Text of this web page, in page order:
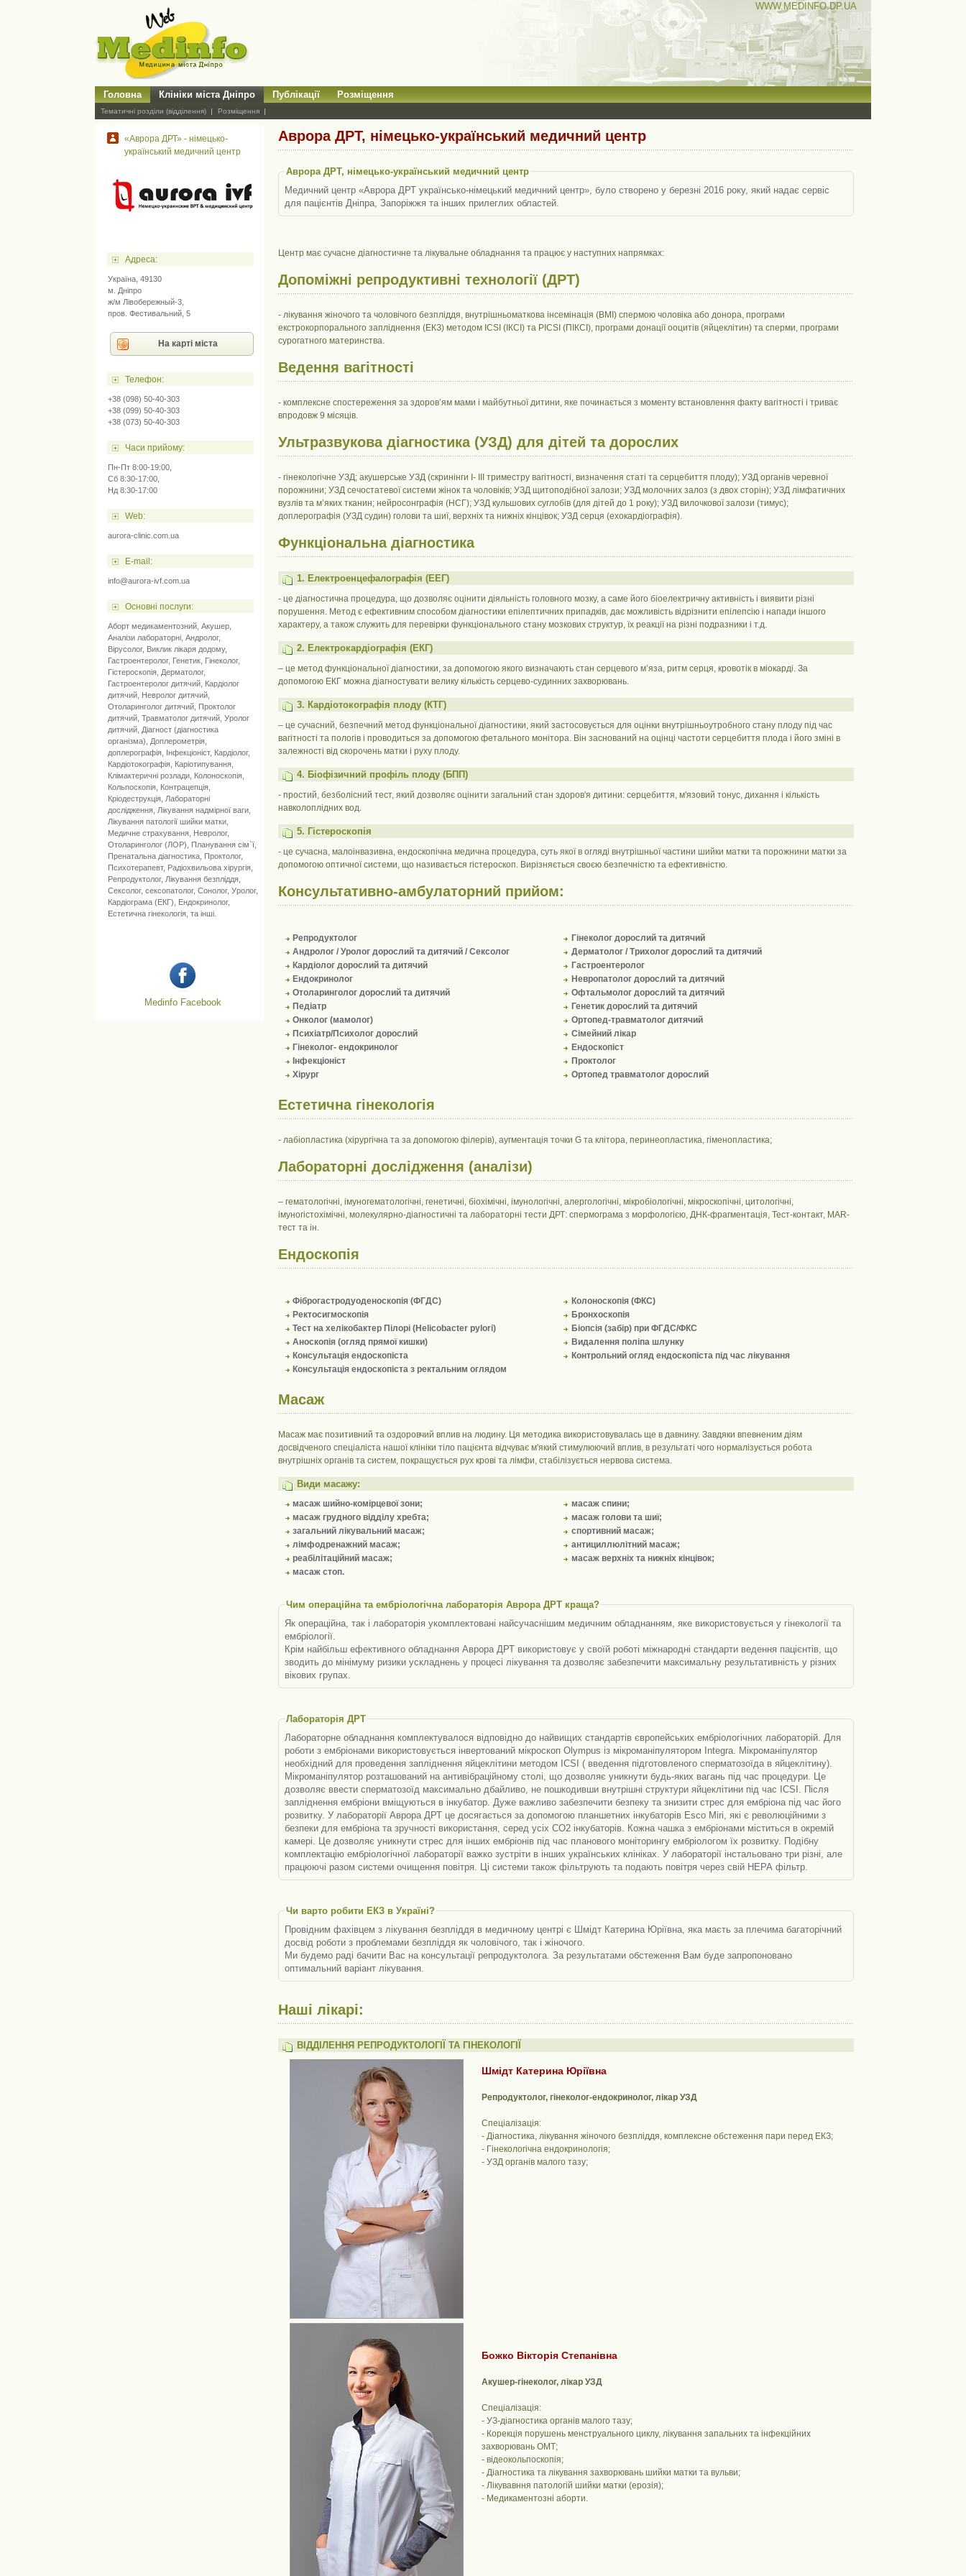
WWW.MEDINFO.DP.UA
Головна Клініки міста Дніпро Публікації Розміщення
Тематичні розділи (відділення) Розміщення
«Аврора ДРТ» - німецько-
український медичний центр
Адресa:
Україна, 49130
м. Дніпро
ж/м Лівобережный-3,
пров. Фестивальний, 5
На карті міста
Телефон:
+38 (098) 50-40-303
+38 (099) 50-40-303
+38 (073) 50-40-303
Часи прийому:
Пн-Пт 8:00-19:00,
Сб 8:30-17:00,
Нд 8:30-17:00
Web:
aurora-clinic.com.ua
E-mail:
info@aurora-ivf.com.ua
Основні послуги:
Аборт медикаментозний Акушер
Аналізи лабораторні Андролог,
Вірусолог, Виклик лікаря додому,
Гастроентеролог, Генетик Гінеколог,
Гістероскопія Дерматолог,
Гастроентеролог дитячий Кардіолог
дитячий Невролог дитячий
Отоларинголог дитячий Проктолог
дитячий Травматолог дитячий Уролог
дитячий Діагност (діагностика
організма)
Доплерометрія,
доплерографія Інфекціоніст, Кардіолог,
Кардіотокографія Каріотипування
Клімактеричні розлади Колоноскопія
Кольпоскопія Контрацепція
Кріодеструкція Лабораторні
дослідження Лікування надмірної ваги
Лікування патології шийки матки
Медичне страхування Невролог,
Отоларинголог (ЛОР)
Планування сім`ї
Пренатальна діагностика Проктолог,
Психотерапевт, Радіохвильова хірургія
Репродуктолог, Лікування безпліддя
Сексолог, сексопатолог, Сонолог, Уролог,
Кардіограма (ЕКГ)
Ендокринолог,
Естетична гінекологія , та інші.
Medinfo Facebook
Аврора ДРТ, німецько-український медичний центр
Аврора ДРТ, німецько-український медичний центр
Медичний центр «Аврора ДРТ українсько-німецький медичний центр», було створено у березні 2016 року, який надає сервіс
для пацієнтів Дніпра, Запоріжжя та інших прилеглих областей.
Центр має сучасне діагностичне та лікувальне обладнання та працює у наступних напрямках:
Допоміжні репродуктивні технології (ДРТ)
- лікування жіночого та чоловічого безпліддя, внутрішньоматкова інсемінація (ВМІ) спермою чоловіка або донора, програми
екстрокорпорального запліднення (ЕКЗ) методом ICSI (ІКСІ) та PICSI (ПІКСІ), програми донації ооцитів (яйцеклітин) та сперми, програми
сурогатного материнства.
Ведення вагітності
- комплексне спостереження за здоров’ям мами і майбутньої дитини, яке починається з моменту встановлення факту вагітності і триває
впродовж 9 місяців.
Ультразвукова діагностика (УЗД) для дітей та дорослих
- гінекологічне УЗД; акушерське УЗД (скринінги І- ІІІ триместру вагітності, визначення статі та серцебиття плоду); УЗД органів черевної
порожнини; УЗД сечостатевої системи жінок та чоловіків; УЗД щитоподібної залози; УЗД молочних залоз (з двох сторін); УЗД лімфатичних
вузлів та м’яких тканин; нейросонграфія (НСГ); УЗД кульшових суглобів (для дітей до 1 року); УЗД вилочкової залози (тимус);
доплерографія (УЗД судин) голови та шиї, верхніх та нижніх кінцівок; УЗД серця (ехокардіографія).
Функціональна діагностика
1. Електроенцефалографія (ЕЕГ)
- це діагностична процедура, що дозволяє оцінити діяльність головного мозку, а саме його біоелектричну активність і виявити різні
порушення. Метод є ефективним способом діагностики епілептичних припадків, дає можливість відрізнити епілепсію і напади іншого
характеру, а також служить для перевірки функціонального стану мозкових структур, їх реакції на різні подразники і т.д.
2. Електрокардіографія (ЕКГ)
– це метод функціональної діагностики, за допомогою якого визначають стан серцевого м’яза, ритм серця, кровотік в міокарді. За
допомогою ЕКГ можна діагностувати велику кількість серцево-судинних захворювань.
3. Кардіотокографія плоду (КТГ)
– це сучасний, безпечний метод функціональної діагностики, який застосовується для оцінки внутрішньоутробного стану плоду під час
вагітності та пологів і проводиться за допомогою фетального монітора. Він заснований на оцінці частоти серцебиття плода і його зміні в
залежності від скорочень матки і руху плоду.
4. Біофізичний профіль плоду (БПП)
- простий, безболісний тест, який дозволяє оцінити загальний стан здоров'я дитини: серцебиття, м'язовий тонус, дихання і кількість
навколоплідних вод.
5. Гістероскопія
- це сучасна, малоінвазивна, ендоскопічна медична процедура, суть якої в огляді внутрішньої частини шийки матки та порожнини матки за
допомогою оптичної системи, що називається гістероскоп. Вирізняється своєю безпечністю та ефективністю.
Консультативно-амбулаторний прийом:
Репродуктолог
Гінеколог дорослий та дитячий
Андролог / Уролог дорослий та дитячий / Сексолог
Дерматолог / Трихолог дорослий та дитячий
Кардіолог дорослий та дитячий
Гастроентеролог
Ендокринолог
Невропатолог дорослий та дитячий
Отоларинголог дорослий та дитячий
Офтальмолог дорослий та дитячий
Педіатр
Генетик дорослий та дитячий
Онколог (мамолог)
Ортопед-травматолог дитячий
Психіатр/Психолог дорослий
Сімейний лікар
Гінеколог- ендокринолог
Ендоскопіст
Інфекціоніст
Проктолог
Хірург
Ортопед травматолог дорослий
Естетична гінекологія
- лабіопластика (хірургічна та за допомогою філерів), аугментація точки G та клітора, перинеопластика, гіменопластика;
Лабораторні дослідження (аналізи)
– гематологічні, імуногематологічні, генетичні, біохімічні, імунологічні, алергологічні, мікробіологічні, мікроскопічні, цитологічні,
імуногістохімічні, молекулярно-діагностичні та лабораторні тести ДРТ: спермограма з морфологією, ДНК-фрагментація, Тест-контакт, MAR-
тест та ін.
Ендоскопія
Фіброгастродуоденоскопія (ФГДС)
Колоноскопія (ФКС)
Ректосигмоскопія
Бронхоскопія
Тест на хелікобактер Пілорі (Helicobacter pylori)
Біопсія (забір) при ФГДС/ФКС
Аноскопія (огляд прямої кишки)
Видалення поліпа шлунку
Консультація ендоскопіста
Контрольний огляд ендоскопіста під час лікування
Консультація ендоскопіста з ректальним оглядом
Масаж
Масаж має позитивний та оздоровчий вплив на людину. Ця методика використовувалась ще в давнину. Завдяки впевненим діям
досвідченого спеціаліста нашої клініки тіло пацієнта відчуває м'який стимулюючий вплив, в результаті чого нормалізується робота
внутрішніх органів та систем, покращується рух крові та лімфи, стабілізується нервова система.
Види масажу:
масаж шийно-комірцевої зони;
масаж спини;
масаж грудного відділу хребта;
масаж голови та шиї;
загальний лікувальний масаж;
спортивний масаж;
лімфодренажний масаж;
антициллюлітний масаж;
реабілітаційний масаж;
масаж верхніх та нижніх кінцівок;
масаж стоп.
Чим операційна та ембріологічна лабораторія Аврора ДРТ краща?
Як операційна, так і лабораторія укомплектовані найсучаснішим медичним обладнанням, яке використовується у гінекології та
ембріології.
Крім найбільш ефективного обладнання Аврора ДРТ використовує у своїй роботі міжнародні стандарти ведення пацієнтів, що
зводить до мінімуму ризики ускладнень у процесі лікування та дозволяє забезпечити максимальну результативність у різних
вікових групах.
Лабораторія ДРТ
Лабораторне обладнання комплектувалося відповідно до найвищих стандартів європейських ембріологічних лабораторій. Для
роботи з ембріонами використовується інвертований мікроскоп Olympus із мікроманіпулятором Integra. Мікроманіпулятор
необхідний для проведення запліднення яйцеклітини методом ICSI ( введення підготовленого сперматозоїда в яйцеклітину).
Мікроманіпулятор розташований на антивібраційному столі, що дозволяє уникнути будь-яких вагань під час процедури. Це
дозволяє ввести сперматозоїд максимально дбайливо, не пошкодивши внутрішні структури яйцеклітини під час ICSI. Після
запліднення ембріони вміщуються в інкубатор. Дуже важливо забезпечити безпеку та знизити стрес для ембріона під час його
розвитку. У лабораторії Аврора ДРТ це досягається за допомогою планшетних інкубаторів Esco Mirі, які є революційними з
безпеки для ембріона та зручності використання, серед усіх СО2 інкубаторів. Кожна чашка з ембріонами міститься в окремій
камері. Це дозволяє уникнути стрес для інших ембріонів під час планового моніторингу ембріологом їх розвитку. Подібну
комплектацію ембріологічної лабораторії важко зустріти в інших українських клініках. У лабораторії інстальовано три різні, але
працюючі разом системи очищення повітря. Ці системи також фільтрують та подають повітря через свій НЕРА фільтр.
Чи варто робити ЕКЗ в Україні?
Провідним фахівцем з лікування безпліддя в медичному центрі є Шмідт Катерина Юріївна, яка маєть за плечима багаторічний
досвід роботи з проблемами безпліддя як чоловічого, так і жіночого.
Ми будемо раді бачити Вас на консультації репродуктолога. За результатами обстеження Вам буде запропоновано
оптимальний варіант лікування.
Наші лікарі:
ВІДДІЛЕННЯ РЕПРОДУКТОЛОГІЇ ТА ГІНЕКОЛОГІЇ
Шмідт Катерина Юріївна
Репродуктолог, гінеколог-ендокринолог, лікар УЗД
Спеціалізація:
- Діагностика, лікування жіночого безпліддя, комплексне обстеження пари перед ЕКЗ;
- Гінекологічна ендокринологія;
- УЗД органів малого тазу;
Божко Вікторія Степанівна
Акушер-гінеколог, лікар УЗД
Спеціалізація:
- УЗ-діагностика органів малого тазу;
- Корекція порушень менструального циклу, лікування запальних та інфекційних
захворювань ОМТ;
- відеокольпоскопія;
- Діагностика та лікування захворювань шийки матки та вульви;
- Лікувавння патологій шийки матки (ерозія);
- Медикаментозні аборти.